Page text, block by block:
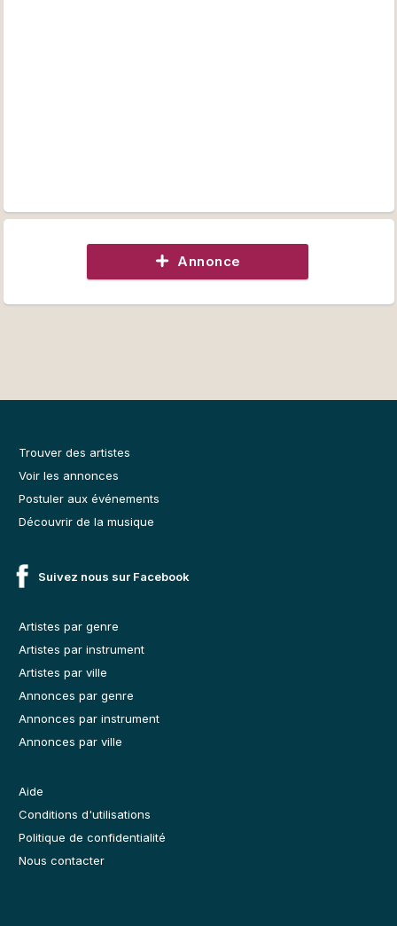
Annonce
Trouver des artistes
Voir les annonces
Postuler aux événements
Découvrir de la musique
Suivez nous sur Facebook
Artistes par genre
Artistes par instrument
Artistes par ville
Annonces par genre
Annonces par instrument
Annonces par ville
Aide
Conditions d'utilisations
Politique de confidentialité
Nous contacter